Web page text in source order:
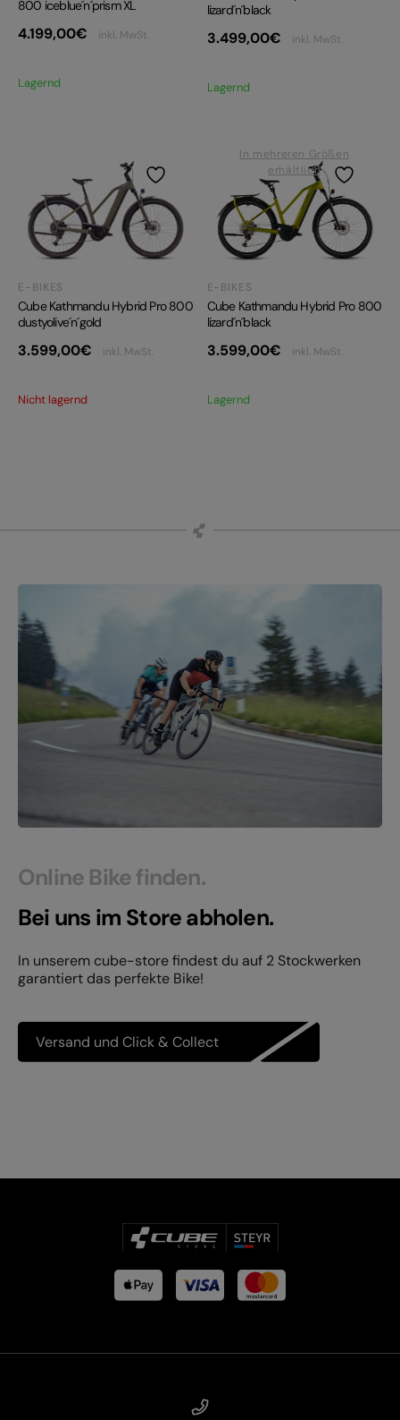
800 iceblue´n´prism XL
4.199,00€ inkl. MwSt.
Lagernd
lizard´n´black
3.499,00€ inkl. MwSt.
Lagernd
E-BIKES
Cube Kathmandu Hybrid Pro 800
dustyolive´n´gold
3.599,00€ inkl. MwSt.
Nicht lagernd
In mehreren Größen
erhältlich
E-BIKES
Cube Kathmandu Hybrid Pro 800
lizard´n´black
3.599,00€ inkl. MwSt.
Lagernd
Online Bike finden.
Bei uns im Store abholen.
In unserem cube-store findest du auf 2 Stockwerken
garantiert das perfekte Bike!
Versand und Click & Collect